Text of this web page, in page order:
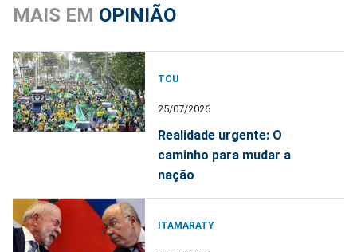
MAIS EM OPINIÃO
TCU
25/07/2026
Realidade urgente: O
caminho para mudar a
nação
ITAMARATY